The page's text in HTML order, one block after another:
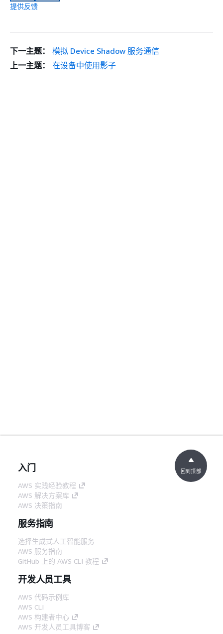
提供反馈
下一主题：
模拟 Device Shadow 服务通信
上一主题：
在设备中使用影子
入门
AWS 实践经验教程
AWS 解决方案库
AWS 决策指南
服务指南
选择生成式人工智能服务
AWS 服务指南
GitHub 上的 AWS CLI 教程
开发人员工具
AWS 代码示例库
AWS CLI
AWS 构建者中心
AWS 开发人员工具博客
回到顶部